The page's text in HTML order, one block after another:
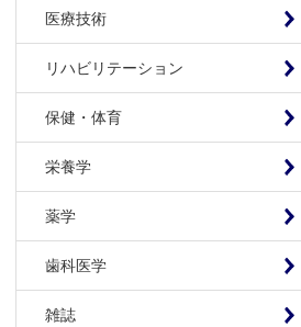
医療技術
リハビリテーション
保健・体育
栄養学
薬学
歯科医学
雑誌